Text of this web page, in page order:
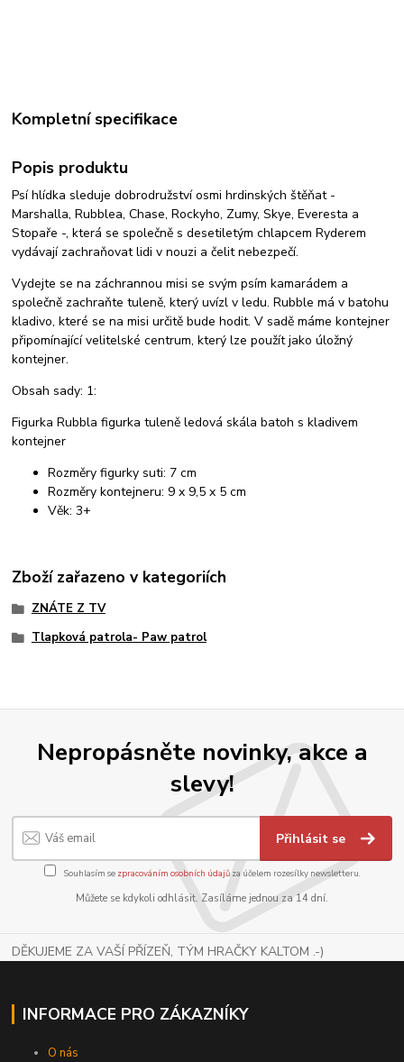
Kompletní specifikace
Popis produktu
Psí hlídka sleduje dobrodružství osmi hrdinských štěňat -
Marshalla, Rubblea, Chase, Rockyho, Zumy, Skye, Everesta a
Stopaře -, která se společně s desetiletým chlapcem Ryderem
vydávají zachraňovat lidi v nouzi a čelit nebezpečí.
Vydejte se na záchrannou misi se svým psím kamarádem a
společně zachraňte tuleně, který uvízl v ledu. Rubble má v batohu
kladivo, které se na misi určitě bude hodit. V sadě máme kontejner
připomínající velitelské centrum, který lze použít jako úložný
kontejner.
Obsah sady: 1:
Figurka Rubbla figurka tuleně ledová skála batoh s kladivem
kontejner
Rozměry figurky suti: 7 cm
Rozměry kontejneru: 9 x 9,5 x 5 cm
Věk: 3+
Zboží zařazeno v kategoriích
ZNÁTE Z TV
Tlapková patrola- Paw patrol
Nepropásněte novinky, akce a
slevy!
Přihlásit se
Souhlasím se zpracováním osobních údajůza účelem rozesílky newsletteru.
Můžete se kdykoli odhlásit. Zasíláme jednou za 14 dní.
DĚKUJEME ZA VAŠÍ PŘÍZEŇ, TÝM HRAČKY KALTOM .-)
INFORMACE PRO ZÁKAZNÍKY
O nás